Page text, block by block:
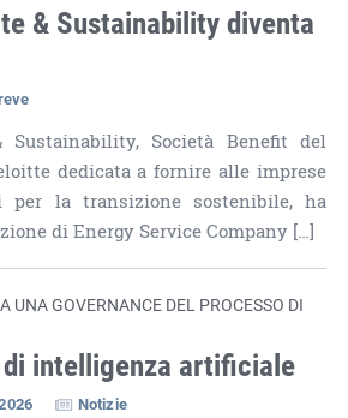
& Sustainability diventa
Sustainability, Società Benefit del
dedicata a fornire alle imprese
per la transizione sostenibile, ha
di Energy Service Company […]
UNA GOVERNANCE DEL PROCESSO DI
di intelligenza artificiale
Notizie